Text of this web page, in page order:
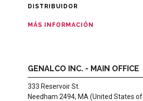
DISTRIBUIDOR
MÁS INFORMACIÓN
GENALCO INC. - MAIN OFFICE
333 Reservoir St.
Needham 2494, MA (United States of